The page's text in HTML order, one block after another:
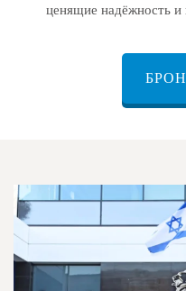
ценящие надёжность и